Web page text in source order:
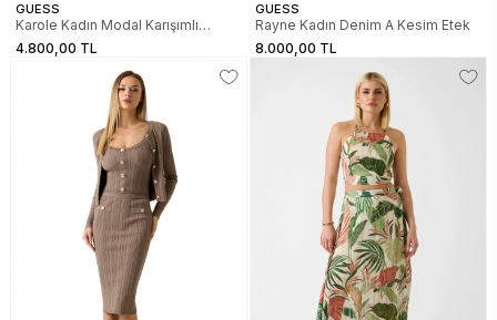
GUESS
Karole Kadın Modal Karışımlı
Kalem Etek
4.800,00 TL
GUESS
Rayne Kadın Denim A Kesim Etek
8.000,00 TL